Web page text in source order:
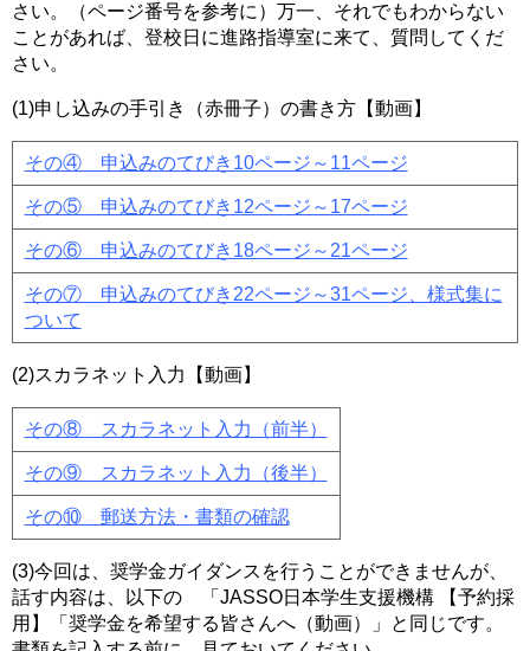
さい。（ページ番号を参考に）万一、それでもわからない
ことがあれば、登校日に進路指導室に来て、質問してくだ
さい。
(1)申し込みの手引き（赤冊子）の書き方【動画】
その④ 申込みのてびき10ページ～11ページ
その⑤ 申込みのてびき12ページ～17ページ
その⑥ 申込みのてびき18ページ～21ページ
その⑦ 申込みのてびき22ページ～31ページ、様式集に
ついて
(2)スカラネット入力【動画】
その⑧ スカラネット入力（前半）
その⑨ スカラネット入力（後半）
その⑩ 郵送方法・書類の確認
(3)今回は、奨学金ガイダンスを行うことができませんが、
話す内容は、以下の 「JASSO日本学生支援機構 【予約採
用】「奨学金を希望する皆さんへ（動画）」と同じです。